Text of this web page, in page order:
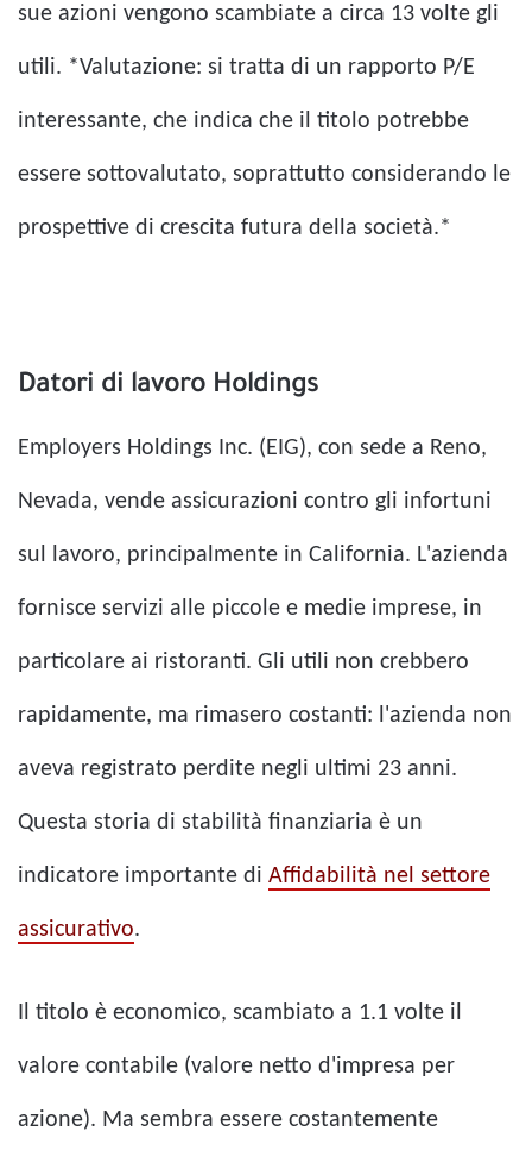
sue azioni vengono scambiate a circa 13 volte gli
utili. *Valutazione: si tratta di un rapporto P/E
interessante, che indica che il titolo potrebbe
essere sottovalutato, soprattutto considerando le
prospettive di crescita futura della società.*
Datori di lavoro Holdings
Employers Holdings Inc. (EIG), con sede a Reno,
Nevada, vende assicurazioni contro gli infortuni
sul lavoro, principalmente in California. L'azienda
fornisce servizi alle piccole e medie imprese, in
particolare ai ristoranti. Gli utili non crebbero
rapidamente, ma rimasero costanti: l'azienda non
aveva registrato perdite negli ultimi 23 anni.
Questa storia di stabilità finanziaria è un
indicatore importante di Affidabilità nel settore
assicurativo.
Il titolo è economico, scambiato a 1.1 volte il
valore contabile (valore netto d'impresa per
azione). Ma sembra essere costantemente